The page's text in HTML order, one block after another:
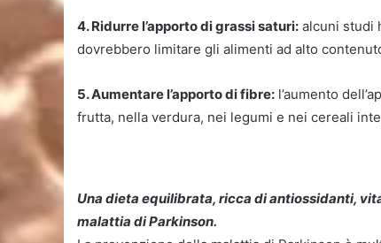
4. Ridurre l’apporto di grassi saturi: alcuni studi
dovrebbero limitare gli alimenti ad alto
5. Aumentare l’apporto di fibre: l’aumento
frutta, nella verdura, nei legumi e nei cereali
Una dieta equilibrata, ricca di antiossidanti,
malattia di Parkinson.